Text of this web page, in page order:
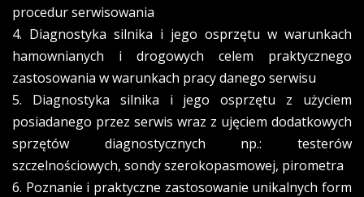
procedur serwisowania
4. Diagnostyka silnika i jego osprzętu w warunkach
hamownianych i drogowych celem praktycznego
zastosowania w warunkach pracy danego serwisu
5. Diagnostyka silnika i jego osprzętu z użyciem
posiadanego przez serwis wraz z ujęciem dodatkowych
sprzętów diagnostycznych np.: testerów
szczelnościowych, sondy szerokopasmowej, pirometra
6. Poznanie i praktyczne zastosowanie unikalnych form